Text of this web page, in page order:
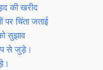
की खरीद
पर चिंता जताई
सुझाव
से जुड़े।